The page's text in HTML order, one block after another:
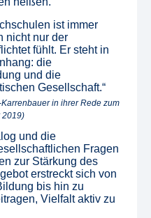
ist immer
nicht nur der
fühlt. Er steht in
die
und die
Gesellschaft.“
in ihrer Rede zum
2019)
und die
Fragen
zur Stärkung des
erstreckt sich von
bis hin zu
Vielfalt aktiv zu